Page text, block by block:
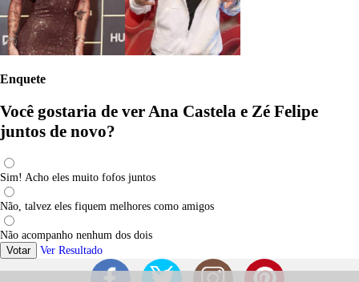
Enquete
Você gostaria de ver Ana Castela e Zé Felipe
juntos de novo?
Sim! Acho eles muito fofos juntos
Não, talvez eles fiquem melhores como amigos
Não acompanho nenhum dos dois
Votar
Ver Resultado